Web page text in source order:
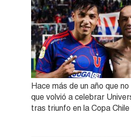
Hace más de un año que
que volvió a celebrar
tras triunfo en la Copa Chile